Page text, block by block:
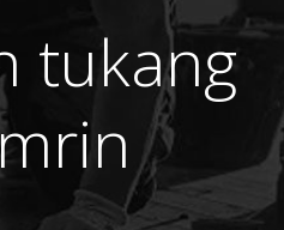
tukang